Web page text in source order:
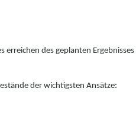
erreichen des geplanten
der wichtigsten Ansätze: